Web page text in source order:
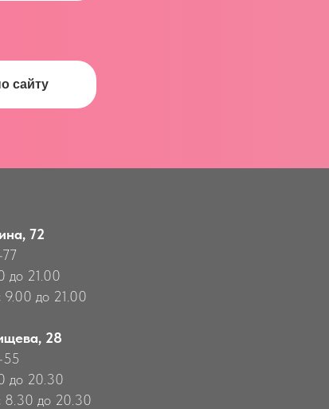
сайту
72
до 21.00
9.00 до 21.00
28
55
до 20.30
8.30 до 20.30